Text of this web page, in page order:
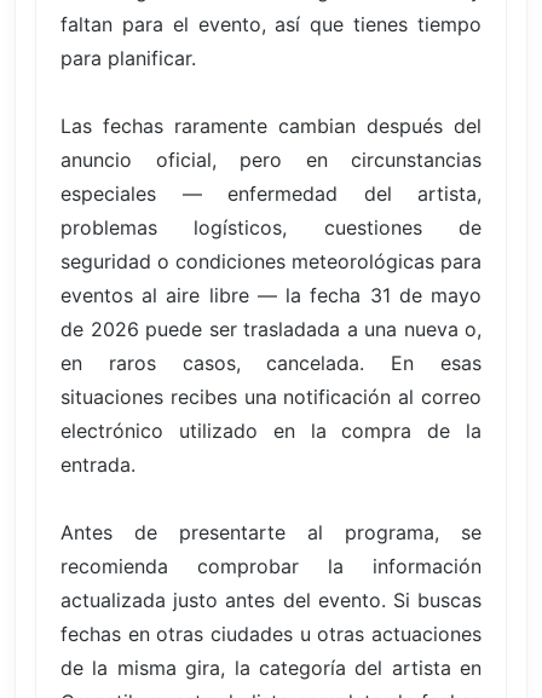
faltan para el evento, así que tienes tiempo
para planificar.
Las fechas raramente cambian después del
anuncio oficial, pero en circunstancias
especiales — enfermedad del artista,
problemas logísticos, cuestiones de
seguridad o condiciones meteorológicas para
eventos al aire libre — la fecha 31 de mayo
de 2026 puede ser trasladada a una nueva o,
en raros casos, cancelada. En esas
situaciones recibes una notificación al correo
electrónico utilizado en la compra de la
entrada.
Antes de presentarte al programa, se
recomienda comprobar la información
actualizada justo antes del evento. Si buscas
fechas en otras ciudades u otras actuaciones
de la misma gira, la categoría del artista en